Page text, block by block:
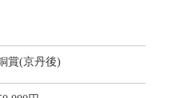
賞(京丹後)